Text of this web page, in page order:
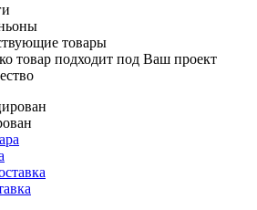
товары
товар подходит под Ваш проект